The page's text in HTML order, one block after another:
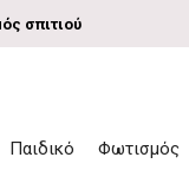
σπιτιού
Παιδικό Φωτισμός